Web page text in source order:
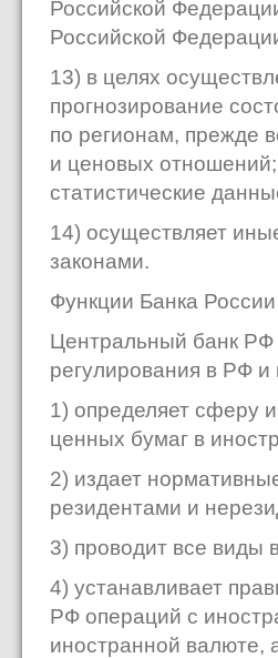
Российской
Российской
13) в целях
прогнозирование
по регионам, прежде
и ценовых
статистические
14) осуществляет
законами.
Функции Банка
Центральный банк РФ
регулирования в РФ
1) определяет сферу
ценных бумаг в
2) издает
резидентами и
3) проводит все виды
4) устанавливает
РФ операций с
иностранной валюте,